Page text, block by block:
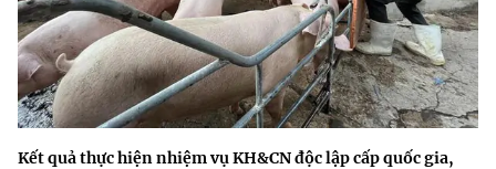
Kết quả thực hiện nhiệm vụ KH&CN độc lập cấp quốc gia,